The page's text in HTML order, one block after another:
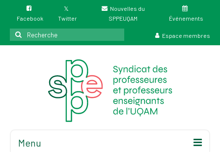
Facebook Twitter
Nouvelles du
SPPEUQAM
Événements
Rechercher
:
Espace membres
Menu